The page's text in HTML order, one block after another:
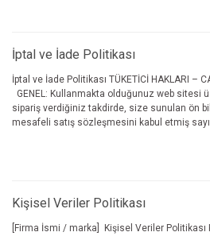
İptal ve İade Politikası
İptal ve İade Politikası TÜKETİCİ HAKLARI –
GENEL: Kullanmakta olduğunuz web sitesi
sipariş verdiğiniz takdirde, size sunulan ön
mesafeli satış sözleşmesini kabul etmiş
Kişisel Veriler Politikası
[Firma İsmi / marka] Kişisel Veriler Politikası